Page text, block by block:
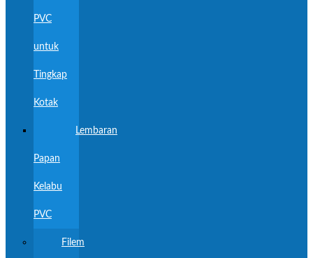
PVC
untuk
Tingkap
Kotak
Lembaran
Papan
Kelabu
PVC
Filem